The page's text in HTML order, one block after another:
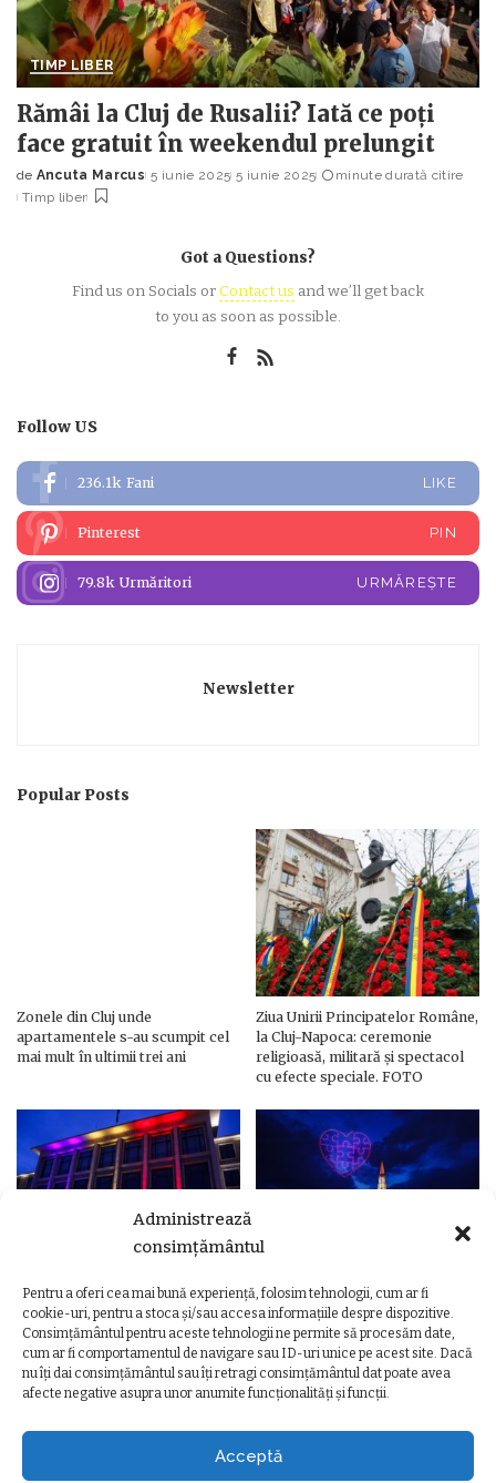
Administrează
consimțământul
Pentru a oferi cea mai bună experiență, folosim tehnologii, cum ar fi
cookie-uri, pentru a stoca și/sau accesa informațiile despre dispozitive.
Consimțământul pentru aceste tehnologii ne permite să procesăm date,
cum ar fi comportamentul de navigare sau ID-uri unice pe acest site. Dacă
nu îți dai consimțământul sau îți retragi consimțământul dat poate avea
afecte negative asupra unor anumite funcționalități și funcții.
Acceptă
TIMP LIBER
Rămâi la Cluj de Rusalii? Iată ce poți
face gratuit în weekendul prelungit
Posted
by
de Ancuta Marcus 5 iunie 2025 5 iunie 2025
minute durată citire
Timp liber
Got a Questions?
Find us on Socials orContact us and we’ll get back
to you as soon as possible.
Follow US
236.1k Fani LIKE
Pinterest PIN
79.8k Urmăritori URMĂREȘTE
Newsletter
Popular Posts
Zonele din Cluj unde
apartamentele s-au scumpit cel
mai mult în ultimii trei ani
Ziua Unirii Principatelor Române,
la Cluj-Napoca: ceremonie
religioasă, militară și spectacol
cu efecte speciale. FOTO
Ziua Unirii Principatelor Române
– Clădiri și poduri din Cluj,
iluminate în culorile drapelului
Ziua Unirii la Cluj-Napoca.
Programul complet al
evenimentelor